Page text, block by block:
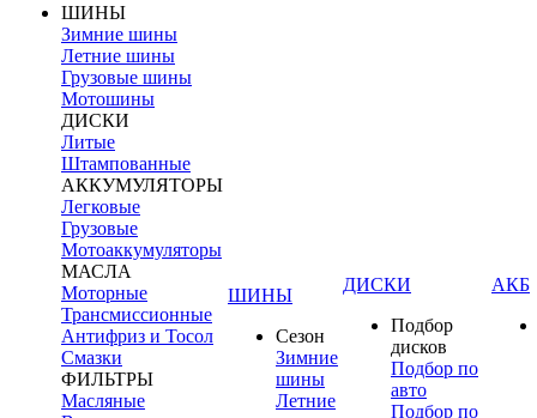
ШИНЫ
Зимние шины
Летние шины
Грузовые шины
Мотошины
ДИСКИ
Литые
Штампованные
АККУМУЛЯТОРЫ
Легковые
Грузовые
Мотоаккумуляторы
МАСЛА
Моторные
Трансмиссионные
Антифриз и Тосол
Смазки
ФИЛЬТРЫ
Масляные
ШИНЫ
Сезон
Зимние
шины
Летние
ДИСКИ
Подбор
дисков
Подбор по
авто
Подбор по
АКБ